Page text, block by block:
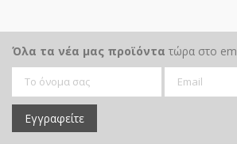
Όλα τα νέα μας προϊόντα τώρα στο
Εγγραφείτε